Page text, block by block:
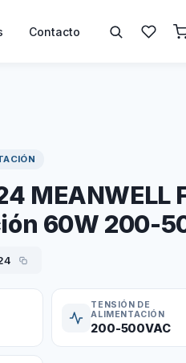
Contacto
MEANWELL
60W 200-
TENSIÓN DE
ALIMENTACIÓN
200-500VAC